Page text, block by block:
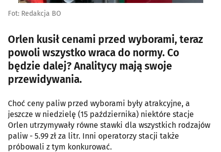
Fot: Redakcja BO
Orlen kusił cenami przed wyborami, teraz
powoli wszystko wraca do normy. Co
będzie dalej? Analitycy mają swoje
przewidywania.
Choć ceny paliw przed wyborami były atrakcyjne, a
jeszcze w niedzielę (15 października) niektóre stacje
Orlen utrzymywały równe stawki dla wszystkich rodzajów
paliw - 5.99 zł za litr. Inni operatorzy stacji także
próbowali z tym konkurować.